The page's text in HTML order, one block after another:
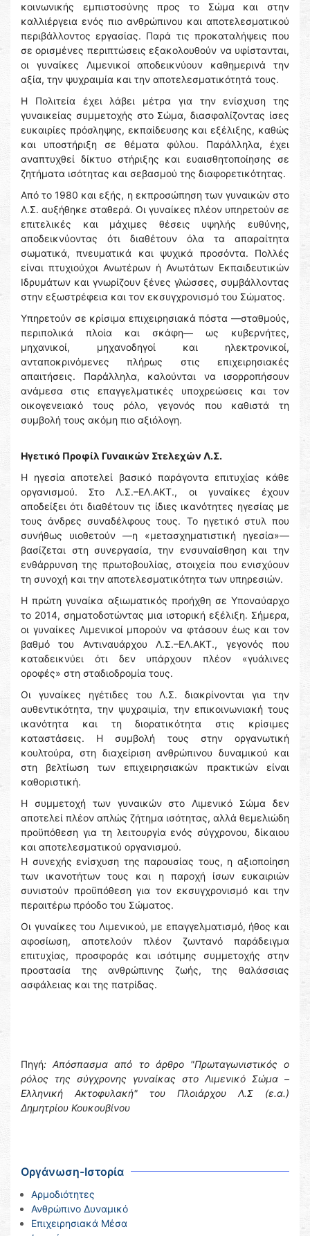
κοινωνικής εμπιστοσύνης προς το Σώμα και στην
καλλιέργεια ενός πιο ανθρώπινου και αποτελεσματικού
περιβάλλοντος εργασίας. Παρά τις προκαταλήψεις που
σε ορισμένες περιπτώσεις εξακολουθούν να υφίστανται,
οι γυναίκες Λιμενικοί αποδεικνύουν καθημερινά την
αξία, την ψυχραιμία και την αποτελεσματικότητά τους.
Η Πολιτεία έχει λάβει μέτρα για την ενίσχυση της
γυναικείας συμμετοχής στο Σώμα, διασφαλίζοντας ίσες
ευκαιρίες πρόσληψης, εκπαίδευσης και εξέλιξης, καθώς
και υποστήριξη σε θέματα φύλου. Παράλληλα, έχει
αναπτυχθεί δίκτυο στήριξης και ευαισθητοποίησης σε
ζητήματα ισότητας και σεβασμού της διαφορετικότητας.
Από το 1980 και εξής, η εκπροσώπηση των γυναικών στο
Λ.Σ. αυξήθηκε σταθερά. Οι γυναίκες πλέον υπηρετούν σε
επιτελικές και μάχιμες θέσεις υψηλής ευθύνης,
αποδεικνύοντας ότι διαθέτουν όλα τα απαραίτητα
σωματικά, πνευματικά και ψυχικά προσόντα. Πολλές
είναι πτυχιούχοι Ανωτέρων ή Ανωτάτων Εκπαιδευτικών
Ιδρυμάτων και γνωρίζουν ξένες γλώσσες, συμβάλλοντας
στην εξωστρέφεια και τον εκσυγχρονισμό του Σώματος.
Υπηρετούν σε κρίσιμα επιχειρησιακά πόστα —σταθμούς,
περιπολικά πλοία και σκάφη— ως κυβερνήτες,
μηχανικοί, μηχανοδηγοί και ηλεκτρονικοί,
ανταποκρινόμενες πλήρως στις επιχειρησιακές
απαιτήσεις. Παράλληλα, καλούνται να ισορροπήσουν
ανάμεσα στις επαγγελματικές υποχρεώσεις και τον
οικογενειακό τους ρόλο, γεγονός που καθιστά τη
συμβολή τους ακόμη πιο αξιόλογη.
Ηγετικό Προφίλ Γυναικών Στελεχών Λ.Σ.
Η ηγεσία αποτελεί βασικό παράγοντα επιτυχίας κάθε
οργανισμού. Στο Λ.Σ.–ΕΛ.ΑΚΤ., οι γυναίκες έχουν
αποδείξει ότι διαθέτουν τις ίδιες ικανότητες ηγεσίας με
τους άνδρες συναδέλφους τους. Το ηγετικό στυλ που
συνήθως υιοθετούν —η «μετασχηματιστική ηγεσία»—
βασίζεται στη συνεργασία, την ενσυναίσθηση και την
ενθάρρυνση της πρωτοβουλίας, στοιχεία που ενισχύουν
τη συνοχή και την αποτελεσματικότητα των υπηρεσιών.
Η πρώτη γυναίκα αξιωματικός προήχθη σε Υποναύαρχο
το 2014, σηματοδοτώντας μια ιστορική εξέλιξη. Σήμερα,
οι γυναίκες Λιμενικοί μπορούν να φτάσουν έως και τον
βαθμό του Αντιναυάρχου Λ.Σ.–ΕΛ.ΑΚΤ., γεγονός που
καταδεικνύει ότι δεν υπάρχουν πλέον «γυάλινες
οροφές» στη σταδιοδρομία τους.
Οι γυναίκες ηγέτιδες του Λ.Σ. διακρίνονται για την
αυθεντικότητα, την ψυχραιμία, την επικοινωνιακή τους
ικανότητα και τη διορατικότητα στις κρίσιμες
καταστάσεις. Η συμβολή τους στην οργανωτική
κουλτούρα, στη διαχείριση ανθρώπινου δυναμικού και
στη βελτίωση των επιχειρησιακών πρακτικών είναι
καθοριστική.
Η συμμετοχή των γυναικών στο Λιμενικό Σώμα δεν
αποτελεί πλέον απλώς ζήτημα ισότητας, αλλά θεμελιώδη
προϋπόθεση για τη λειτουργία ενός σύγχρονου, δίκαιου
και αποτελεσματικού οργανισμού.
Η συνεχής ενίσχυση της παρουσίας τους, η αξιοποίηση
των ικανοτήτων τους και η παροχή ίσων ευκαιριών
συνιστούν προϋπόθεση για τον εκσυγχρονισμό και την
περαιτέρω πρόοδο του Σώματος.
Οι γυναίκες του Λιμενικού, με επαγγελματισμό, ήθος και
αφοσίωση, αποτελούν πλέον ζωντανό παράδειγμα
επιτυχίας, προσφοράς και ισότιμης συμμετοχής στην
προστασία της ανθρώπινης ζωής, της θαλάσσιας
ασφάλειας και της πατρίδας.
Πηγή: Aπόσπασμα από το άρθρο
"Πρωταγωνιστικός ο
ρόλος της σύγχρονης γυναίκας στο Λιμενικό Σώμα –
Ελληνική Ακτοφυλακή" του Πλοιάρχου Λ.Σ (ε.α.)
Δημητρίου Κουκουβίνου
Οργάνωση-Ιστορία
Αρμοδιότητες
Ανθρώπινο Δυναμικό
Επιχειρησιακά Μέσα